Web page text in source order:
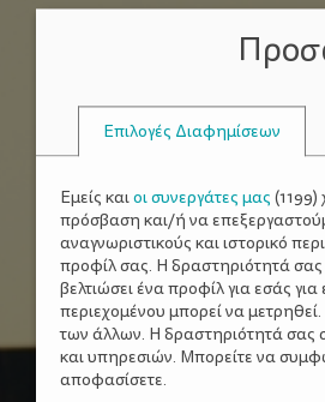
Επιλογές Διαφημίσεων
Εμείς καιοι συνεργάτες μας (1199)
πρόσβαση και/ή να
αναγνωριστικούς και ιστορικό
προφίλ σας. Η δραστηριότητά σας
βελτιώσει ένα προφίλ για εσάς
περιεχομένου μπορεί να
των άλλων. Η δραστηριότητά σας
και υπηρεσιών. Μπορείτε να
αποφασίσετε.